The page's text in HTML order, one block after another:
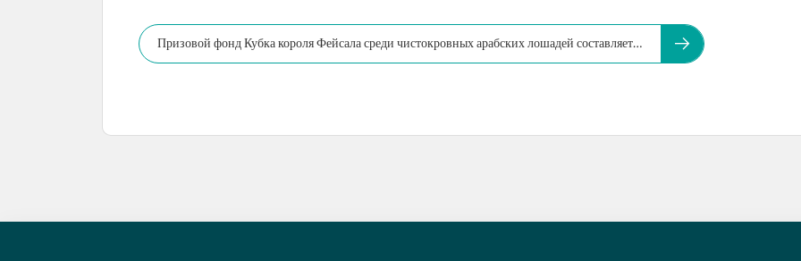
Призовой фонд Кубка короля Фейсала среди чистокровных арабских лошадей составляет…